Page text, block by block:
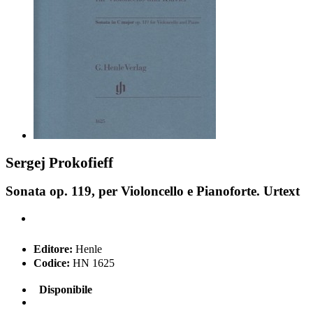
Sergej Prokofieff
Sonata op. 119, per Violoncello e Pianoforte. Urtext
Editore: Henle
Codice: HN 1625
Disponibile